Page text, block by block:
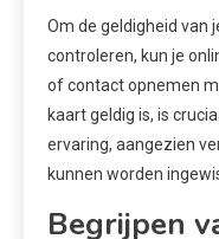
Om de geldigheid van
controleren, kun je
of contact opnemen
kaart geldig is, is
ervaring, aangezien
kunnen worden
Begrijpen